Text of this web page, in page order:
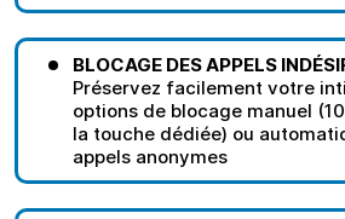
BLOCAGE DES APPELS
Préservez facilement votre
options de blocage manuel
la touche dédiée) ou
appels anonymes